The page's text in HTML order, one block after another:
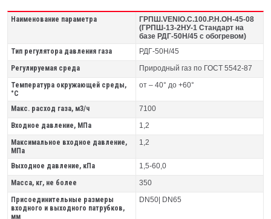
Наименование параметра
ГРПШ.VENIO.C.100.Р.Н.ОН-45-08
(ГРПШ-13-2НУ-1 Стандарт на
базе РДГ-50Н/45 с обогревом)
Тип регулятора давления газа
РДГ-50Н/45
Регулируемая среда
Природный газ по ГОСТ 5542-87
Температура окружающей среды,
°C
от – 40° до +60°
Макс. расход газа, м3/ч
7100
Входное давление, МПа
1,2
Максимальное входное давление,
МПа
1,2
Выходное давление, кПа
1,5-60,0
Масса, кг, не более
350
Присоединительные размеры
входного и выходного патрубков,
мм
DN50| DN65